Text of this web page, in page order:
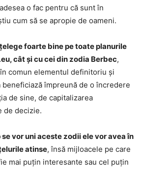
o fac pentru că sunt în
cum să se apropie de oameni.
foarte bine pe toate planurile
cât și cu cei din zodia Berbec,
comun elementul definitoriu și
împreună de o încredere
de sine, de capitalizarea
de decizie.
vor uni aceste zodii ele vor avea în
atinse, însă mijloacele pe care
mai puțin interesante sau cel puțin